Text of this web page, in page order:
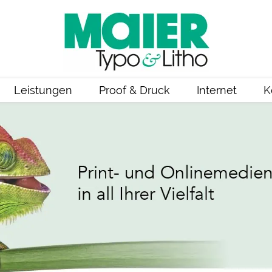
Leistungen Proof & Druck Internet